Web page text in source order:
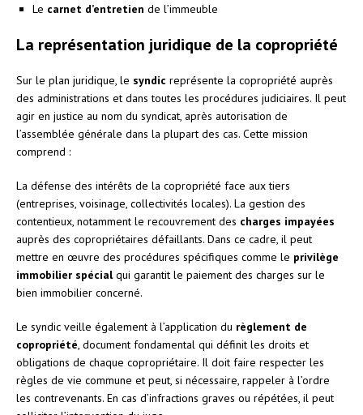
Le carnet d’entretien de l’immeuble
La représentation juridique de la copropriété
Sur le plan juridique, le syndic représente la copropriété auprès
des administrations et dans toutes les procédures judiciaires. Il peut
agir en justice au nom du syndicat, après autorisation de
l’assemblée générale dans la plupart des cas. Cette mission
comprend :
La défense des intérêts de la copropriété face aux tiers
(entreprises, voisinage, collectivités locales). La gestion des
contentieux, notamment le recouvrement des charges impayées
auprès des copropriétaires défaillants. Dans ce cadre, il peut
mettre en œuvre des procédures spécifiques comme le privilège
immobilier spécialqui garantit le paiement des charges sur le
bien immobilier concerné.
Le syndic veille également à l’application du règlement de
copropriété , document fondamental qui définit les droits et
obligations de chaque copropriétaire. Il doit faire respecter les
règles de vie commune et peut, si nécessaire, rappeler à l’ordre
les contrevenants. En cas d’infractions graves ou répétées, il peut